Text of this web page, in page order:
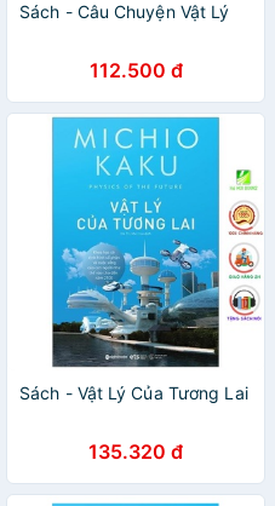
Sách - Câu Chuyện Vật Lý
112.500 đ
Sách - Vật Lý Của Tương Lai
135.320 đ